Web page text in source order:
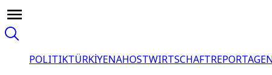
POLITIKTÜRKİYENAHOSTWIRTSCHAFT